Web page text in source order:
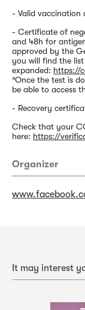
- Valid vaccination
- Certificate of
and 48h for
approved by the
you will find the
expanded: https://
*Once the test is
be able to access
- Recovery
Check that your
here: https://
Organizer
It may interest